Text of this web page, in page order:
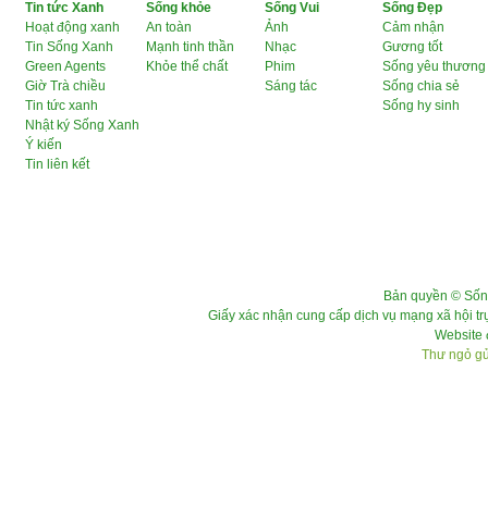
Tin tức Xanh
Hoạt động xanh
Tin Sống Xanh
Green Agents
Giờ Trà chiều
Tin tức xanh
Nhật ký Sống Xanh
Ý kiến
Tin liên kết
Sống khỏe
An toàn
Mạnh tinh thần
Khỏe thể chất
Sống Vui
Ảnh
Nhạc
Phim
Sáng tác
Sống Đẹp
Cảm nhận
Gương tốt
Sống yêu thương
Sống chia sẻ
Sống hy sinh
Bản quyền ©
Giấy xác nhận cung cấp dịch vụ mạng xã hội
Website
Thư ngỏ